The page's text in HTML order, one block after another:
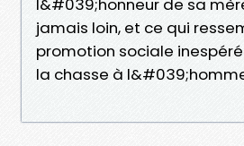
l&#039;honneur de sa
jamais loin, et ce qui
promotion sociale
la chasse à